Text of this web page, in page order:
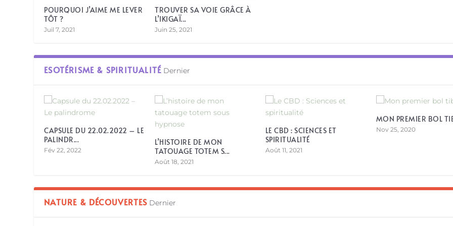
POURQUOI J’AIME ME LEVER
TÔT ?
Juil 7, 2021
TROUVER SA VOIE GRÂCE À
L’IKIGAÏ...
Juin 25, 2021
ESOTÉRISME & SPIRITUALITÉ Dernier
CAPSULE DU 22.02.2022 – LE
PALINDR...
Fév 22, 2022
L’HISTOIRE DE MON
TATOUAGE TOTEM S...
Août 18, 2021
LE CBD : SCIENCES ET
SPIRITUALITÉ
Août 11, 2021
MON PREMIER BOL
Nov 25, 2020
NATURE & DÉCOUVERTES Dernier